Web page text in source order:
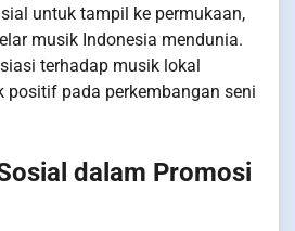
untuk tampil ke permukaan,
musik Indonesia mendunia.
terhadap musik lokal
positif pada perkembangan seni
dalam Promosi